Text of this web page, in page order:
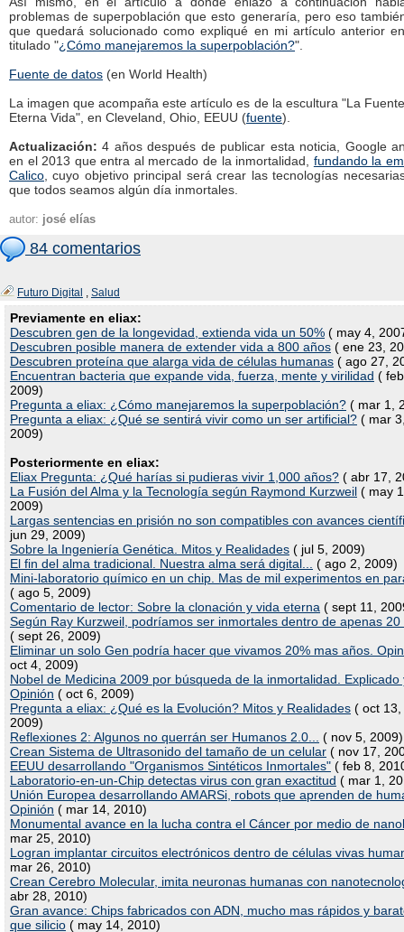
problemas de superpoblación que esto generaría, pero eso
que quedará solucionado como expliqué en mi artículo anterior
titulado "¿Cómo manejaremos la superpoblación?".
Fuente de datos (en World Health)
La imagen que acompaña este artículo es de la escultura "La
Eterna Vida", en Cleveland, Ohio, EEUU (fuente).
Actualización: 4 años después de publicar esta noticia, Google
en el 2013 que entra al mercado de la inmortalidad, fundando la
Calico , cuyo objetivo principal será crear las tecnologías
que todos seamos algún día inmortales.
autor: josé elías
84 comentarios
Futuro Digital , Salud
Previamente en eliax:
Descubren gen de la longevidad, extienda vida un 50% ( may 4,
Descubren posible manera de extender vida a 800 años ( ene 23,
Descubren proteína que alarga vida de células humanas ( ago 27,
Encuentran bacteria que expande vida, fuerza, mente y virilidad (
2009)
Pregunta a eliax: ¿Cómo manejaremos la superpoblación? ( mar 1,
Pregunta a eliax: ¿Qué se sentirá vivir como un ser artificial? ( mar
2009)
Posteriormente en eliax:
Eliax Pregunta: ¿Qué harías si pudieras vivir 1,000 años? ( abr 17,
La Fusión del Alma y la Tecnología según Raymond Kurzweil ( may
2009)
Largas sentencias en prisión no son compatibles con avances
jun 29, 2009)
Sobre la Ingeniería Genética. Mitos y Realidades ( jul 5, 2009)
El fin del alma tradicional. Nuestra alma será digital...
( ago 2, 2009)
Mini-laboratorio químico en un chip. Mas de mil experimentos en
( ago 5, 2009)
Comentario de lector: Sobre la clonación y vida eterna ( sept 11,
Según Ray Kurzweil, podríamos ser inmortales dentro de apenas 20
( sept 26, 2009)
Eliminar un solo Gen podría hacer que vivamos 20% mas años.
oct 4, 2009)
Nobel de Medicina 2009 por búsqueda de la inmortalidad. Explicado
Opinión ( oct 6, 2009)
Pregunta a eliax: ¿Qué es la Evolución? Mitos y Realidades ( oct 13,
2009)
Reflexiones 2: Algunos no querrán ser Humanos 2.0...
( nov 5, 2009)
Crean Sistema de Ultrasonido del tamaño de un celular ( nov 17,
EEUU desarrollando "Organismos Sintéticos Inmortales" ( feb 8,
Laboratorio-en-un-Chip detectas virus con gran exactitud ( mar 1,
Unión Europea desarrollando AMARSi, robots que aprenden de
Opinión ( mar 14, 2010)
Monumental avance en la lucha contra el Cáncer por medio de
mar 25, 2010)
Logran implantar circuitos electrónicos dentro de células vivas
mar 26, 2010)
Crean Cerebro Molecular, imita neuronas humanas con
abr 28, 2010)
Gran avance: Chips fabricados con ADN, mucho mas rápidos y
que silicio ( may 14, 2010)